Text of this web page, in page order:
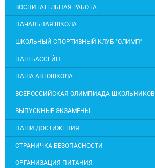
ВОСПИТАТЕЛЬНАЯ РАБОТА
НАЧАЛЬНАЯ ШКОЛА
ШКОЛЬНЫЙ СПОРТИВНЫЙ КЛУБ "ОЛИМП"
НАШ БАССЕЙН
НАША АВТОШКОЛА
ВСЕРОССИЙСКАЯ ОЛИМПИАДА ШКОЛЬНИКОВ
ВЫПУСКНЫЕ ЭКЗАМЕНЫ
НАШИ ДОСТИЖЕНИЯ
СТРАНИЧКА БЕЗОПАСНОСТИ
ОРГАНИЗАЦИЯ ПИТАНИЯ